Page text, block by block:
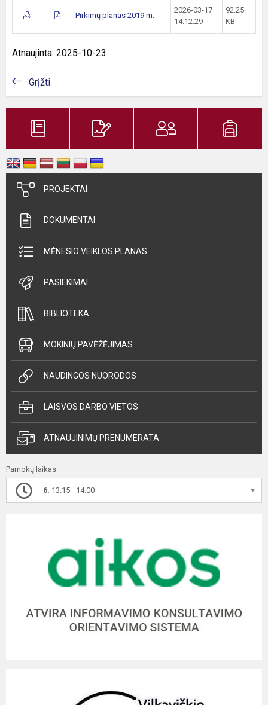
Pirkimų planas 2019 m.
2026-03-17
14:12:29
92.25
KB
Atnaujinta: 2025-10-23
Grįžti
PROJEKTAI
DOKUMENTAI
MĖNESIO VEIKLOS PLANAS
PASIEKIMAI
BIBLIOTEKA
MOKINIŲ PAVĖŽĖJIMAS
NAUDINGOS NUORODOS
LAISVOS DARBO VIETOS
ATNAUJINIMŲ PRENUMERATA
Pamokų laikas
6. 13.15—14.00